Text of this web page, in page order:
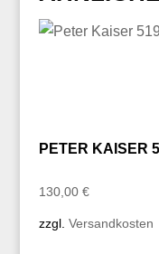
PETER KAISER
130,00 €
zzgl. Versandkosten